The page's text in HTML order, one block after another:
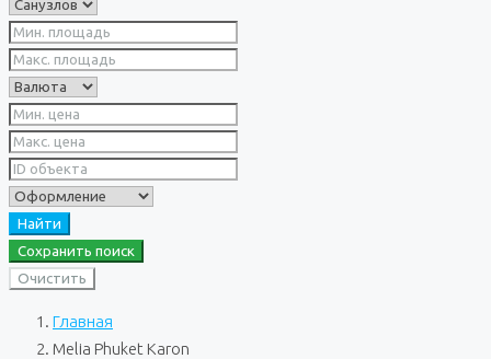
Найти
Сохранить поиск
Очистить
Главная
Melia Phuket Karon